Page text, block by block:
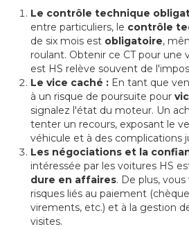
Le contrôle technique
entre particuliers, le contrôle
de six mois est obligatoire,
roulant. Obtenir ce CT pour
est HS relève souvent de
Le vice caché : En tant que
à un risque de poursuite pour
signalez l'état du moteur. Un
tenter un recours, exposant le
véhicule et à des complications
Les négociations et la
intéressée par les voitures HS
dure en affaires. De plus,
risques liés au paiement
virements, etc.) et à la gestion
visites.